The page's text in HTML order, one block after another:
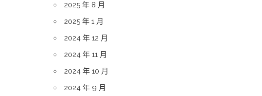
2025 年 8 月
2025 年 1 月
2024 年 12 月
2024 年 11 月
2024 年 10 月
2024 年 9 月